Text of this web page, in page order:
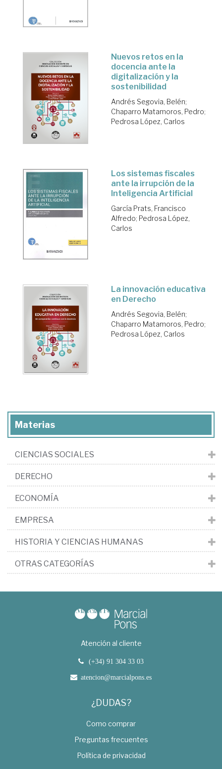
Nuevos retos en la
docencia ante la
digitalización y la
sostenibilidad
Andrés Segovia, Belén;
Chaparro Matamoros, Pedro;
Pedrosa López, Carlos
Los sistemas fiscales
ante la irrupción de la
Inteligencia Artificial
García Prats, Francisco
Alfredo; Pedrosa López,
Carlos
La innovación educativa
en Derecho
Andrés Segovia, Belén;
Chaparro Matamoros, Pedro;
Pedrosa López, Carlos
Materias
CIENCIAS SOCIALES
DERECHO
ECONOMÍA
EMPRESA
HISTORIA Y CIENCIAS HUMANAS
OTRAS CATEGORÍAS
Atención al cliente
(+34) 91 304 33 03
atencion@marcialpons.es
¿DUDAS?
Como comprar
Preguntas frecuentes
Política de privacidad